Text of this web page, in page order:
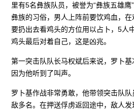
里有5名彝族队员，被誉为“彝族五雄
彝族的习俗，男人上阵前要饮鸡血，
要扔出去看鸡头的方位用以占卜，5人
鸡头最后对着自己，这是凶兆。
第一突击队队长马权斌后来说，罗卜基
因为他听到了叫声。
罗卜基作战非常勇敢，他带领突击队
敌多名。在押送俘虏返回途中，敌人